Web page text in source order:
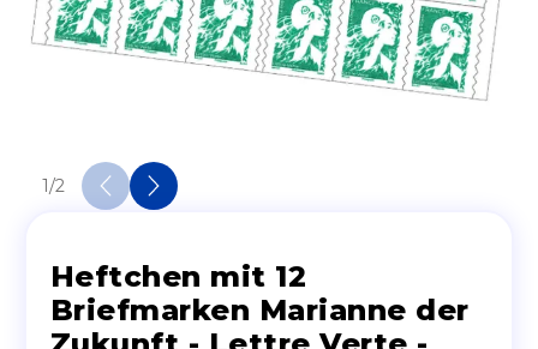
1/2
Heftchen mit 12
Briefmarken Marianne der